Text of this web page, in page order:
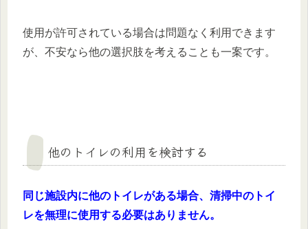
使用が許可されている場合は問題なく利用できます
が、不安なら他の選択肢を考えることも一案です。
他のトイレの利用を検討する
同じ施設内に他のトイレがある場合、清掃中のトイ
レを無理に使用する必要はありません。